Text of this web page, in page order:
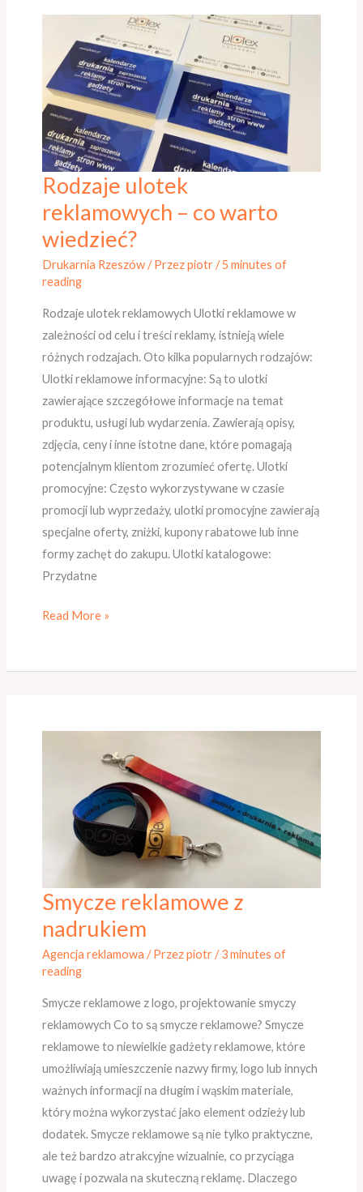
Rodzaje ulotek
reklamowych – co warto
wiedzieć?
Drukarnia Rzeszów/ Przezpiotr/5 minutes of
reading
Rodzaje ulotek reklamowych Ulotki reklamowe w
zależności od celu i treści reklamy, istnieją wiele
różnych rodzajach. Oto kilka popularnych rodzajów:
Ulotki reklamowe informacyjne: Są to ulotki
zawierające szczegółowe informacje na temat
produktu, usługi lub wydarzenia. Zawierają opisy,
zdjęcia, ceny i inne istotne dane, które pomagają
potencjalnym klientom zrozumieć ofertę. Ulotki
promocyjne: Często wykorzystywane w czasie
promocji lub wyprzedaży, ulotki promocyjne zawierają
specjalne oferty, zniżki, kupony rabatowe lub inne
formy zachęt do zakupu. Ulotki katalogowe:
Przydatne
Rodzaje
ulotek
–
co
wiedzieć?
Read More »
Smycze reklamowe z
nadrukiem
Agencja reklamowa / Przezpiotr/3 minutes of
reading
Smycze reklamowe z logo, projektowanie smyczy
reklamowych Co to są smycze reklamowe? Smycze
reklamowe to niewielkie gadżety reklamowe, które
umożliwiają umieszczenie nazwy firmy, logo lub innych
ważnych informacji na długim i wąskim materiale,
który można wykorzystać jako element odzieży lub
dodatek. Smycze reklamowe są nie tylko praktyczne,
ale też bardzo atrakcyjne wizualnie, co przyciąga
uwagę i pozwala na skuteczną reklamę. Dlaczego
Smycze
reklamowe
nadrukiem